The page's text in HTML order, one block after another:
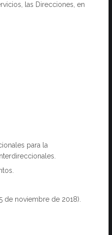
las Direcciones, en
para la
de noviembre de 2018).